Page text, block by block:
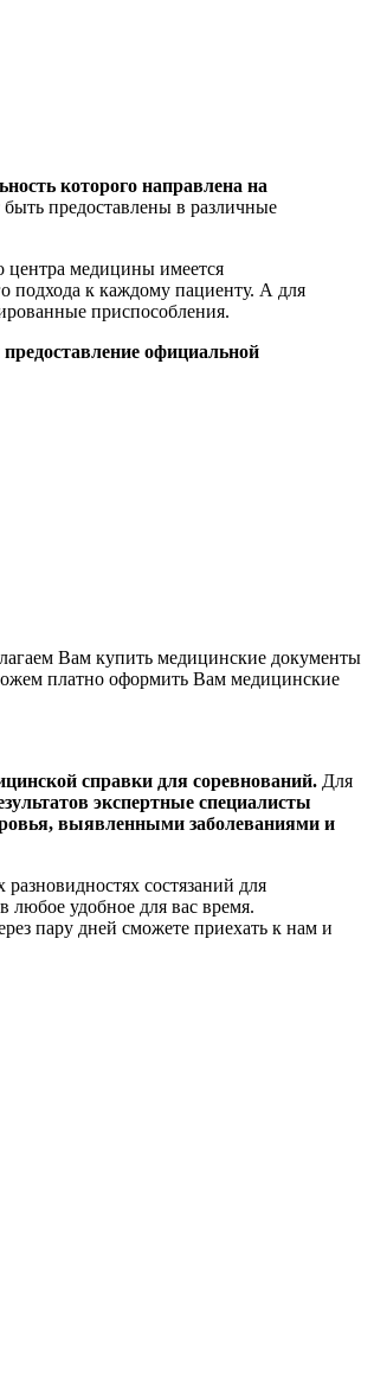
которого направлена на
предоставлены в различные
центра медицины имеется
подхода к каждому пациенту. А для
приспособления.
официальной
Вам купить медицинские документы
платно оформить Вам медицинские
справки для соревнований. Для
экспертные специалисты
выявленными заболеваниями и
состязаний для
любое удобное для вас время.
пару дней сможете приехать к нам и